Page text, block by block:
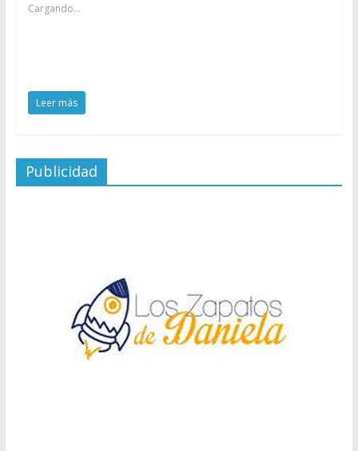
Cargando...
Leer más
Publicidad